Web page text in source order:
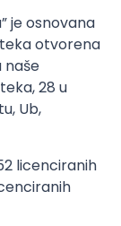
je osnovana
otvorena
naše
28 u
Ub,
licenciranih